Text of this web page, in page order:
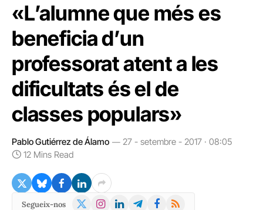
«L’alumne que més es
beneficia d’un
professorat atent a les
dificultats és el de
classes populars»
Pablo Gutiérrez de Álamo
27 - setembre - 2017 · 08:05
12 Mins Read
Segueix-nos
X
Instagram
LinkedInTelegramFacebook
RSS